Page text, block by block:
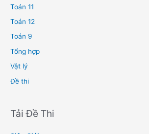
Toán 11
Toán 12
Toán 9
Tổng hợp
Vật lý
Đề thi
Tải Đề Thi